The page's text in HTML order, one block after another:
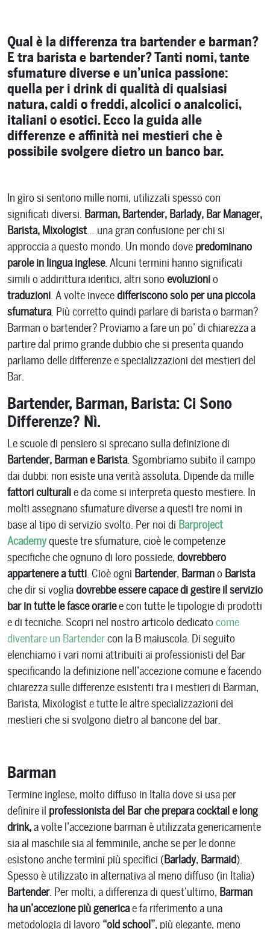
Qual è la differenza tra bartender e barman?
E tra barista e bartender? Tanti nomi, tante
sfumature diverse e un’unica passione:
quella per i drink di qualità di qualsiasi
natura, caldi o freddi, alcolici o analcolici,
italiani o esotici. Ecco la guida alle
differenze e affinità nei mestieri che è
possibile svolgere dietro un banco bar.
In giro si sentono mille nomi, utilizzati spesso con
significati diversi. Barman, Bartender, Barlady, Bar Manager,
Barista, Mixologist … una gran confusione per chi si
approccia a questo mondo. Un mondo dove predominano
parole in lingua inglese. Alcuni termini hanno significati
simili o addirittura identici, altri sonoevoluzionio
traduzioni . A volte invecedifferiscono solo per una piccola
sfumatura. Più corretto quindi parlare di barista o barman?
Barman o bartender? Proviamo a fare un po’ di chiarezza a
partire dal primo grande dubbio che si presenta quando
parliamo delle differenze e specializzazioni dei mestieri del
Bar.
Bartender, Barman, Barista: Ci Sono
Differenze? Nì.
Le scuole di pensiero si sprecano sulla definizione di
Bartender, Barman e Barista. Sgombriamo subito il campo
dai dubbi: non esiste una verità assoluta. Dipende da mille
fattori culturalie da come si interpreta questo mestiere. In
molti assegnano sfumature diverse a questi tre nomi in
base al tipo di servizio svolto. Per noi di Barproject
Academyqueste tre sfumature, cioè le competenze
specifiche che ognuno di loro possiede, dovrebbero
appartenere a tutti . Cioè ogni Bartender, Barmano Barista
che dir si vogliadovrebbe essere capace di gestire il servizio
bar in tutte le fasce orariee con tutte le tipologie di prodotti
e di tecniche. Scopri nel nostro articolo dedicatocome
diventare un Bartendercon la B maiuscola. Di seguito
elenchiamo i vari nomi attribuiti ai professionisti del Bar
specificando la definizione nell’accezione comune e facendo
chiarezza sulle differenze esistenti tra i mestieri di Barman,
Barista, Mixologist e tutte le altre specializzazioni dei
mestieri che si svolgono dietro al bancone del bar.
Barman
Termine inglese, molto diffuso in Italia dove si usa per
definire il professionista del Bar che prepara cocktail e long
drink,a volte l’accezione barman è utilizzata genericamente
sia al maschile sia al femminile, anche se per le donne
esistono anche termini più specifici (Barlady, Barmaid).
Spesso è utilizzato in alternativa al meno diffuso (in Italia)
Bartender. Per molti, a differenza di quest’ultimo, Barman
ha un’accezione più genericae fa riferimento a una
metodologia di lavoro “old school”, più elegante, meno